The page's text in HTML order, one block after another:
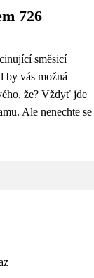
726
směsicí
by vás možná
že? Vždyť jde
Ale nenechte se